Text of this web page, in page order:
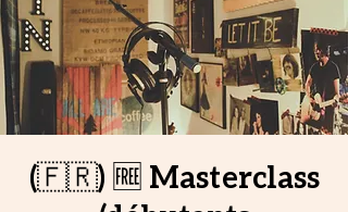
(🇫🇷) 🆓 Masterclass